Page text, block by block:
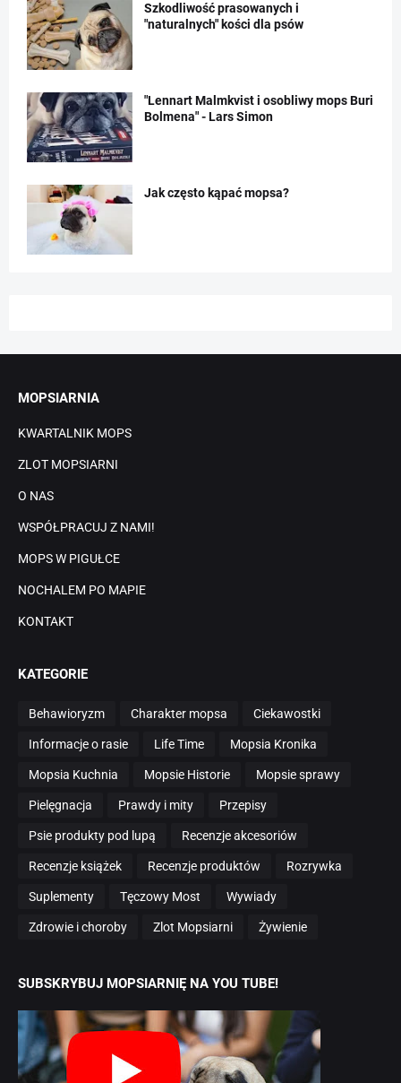
Szkodliwość prasowanych i
"naturalnych" kości dla psów
"Lennart Malmkvist i osobliwy mops Buri
Bolmena" - Lars Simon
Jak często kąpać mopsa?
MOPSIARNIA
KWARTALNIK MOPS
ZLOT MOPSIARNI
O NAS
WSPÓŁPRACUJ Z NAMI!
MOPS W PIGUŁCE
NOCHALEM PO MAPIE
KONTAKT
KATEGORIE
Behawioryzm Charakter mopsa Ciekawostki
Informacje o rasie Life Time Mopsia Kronika
Mopsia Kuchnia Mopsie Historie Mopsie sprawy
Pielęgnacja Prawdy i mity Przepisy
Psie produkty pod lupą Recenzje akcesoriów
Recenzje książek Recenzje produktów Rozrywka
Suplementy Tęczowy Most Wywiady
Zdrowie i choroby Zlot Mopsiarni Żywienie
SUBSKRYBUJ MOPSIARNIĘ NA YOU TUBE!